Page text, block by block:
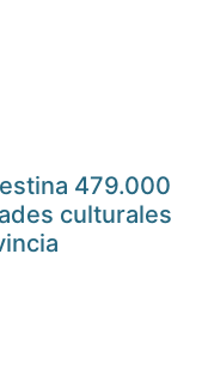
479.000
culturales